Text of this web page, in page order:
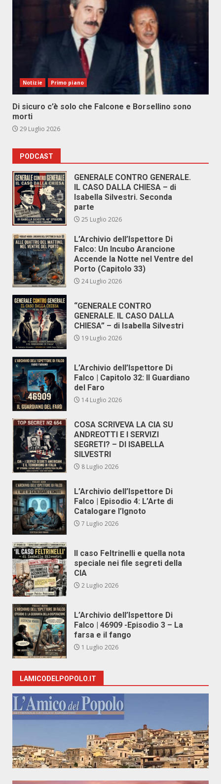
Notizie Primo piano
Di sicuro c’è solo che Falcone e Borsellino sono
morti
29 Luglio 2026
PODCAST
GENERALE CONTRO GENERALE.
IL CASO DALLA CHIESA – di
Isabella Silvestri. Seconda
parte
25 Luglio 2026
L’Archivio dell’Ispettore Di
Falco: Un Incubo Arancione
Accende la Notte nel Ventre del
Porto (Capitolo 33)
24 Luglio 2026
“GENERALE CONTRO
GENERALE. IL CASO DALLA
CHIESA” – di Isabella Silvestri
19 Luglio 2026
L’Archivio dell’Ispettore Di
Falco | Capitolo 32: Il Guardiano
del Faro
14 Luglio 2026
COSA SCRIVEVA LA CIA SU
ANDREOTTI E I SERVIZI
SEGRETI? – DI ISABELLA
SILVESTRI
8 Luglio 2026
L’Archivio dell’Ispettore Di
Falco | Episodio 4: L’Arte di
Catalogare l’Ignoto
7 Luglio 2026
Il caso Feltrinelli e quella nota
speciale nei file segreti della
CIA
2 Luglio 2026
L’Archivio dell’Ispettore Di
Falco | 46909 -Episodio 3 – La
farsa e il fango
1 Luglio 2026
LAMICODELPOPOLO.IT